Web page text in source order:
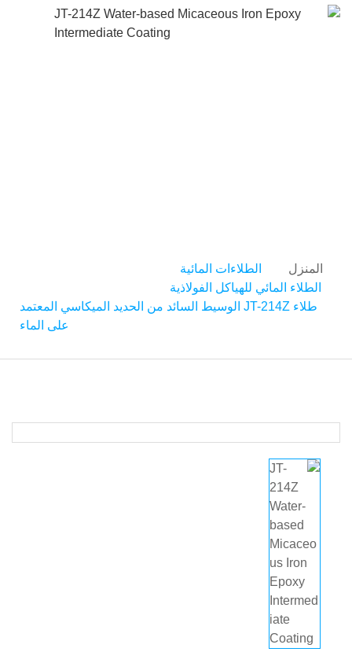
المنزل
الطلاءات المائية
الطلاء المائي للهياكل الفولاذية
طلاء JT-214Z الوسيط السائد من الحديد الميكاسي المعتمد
على الماء